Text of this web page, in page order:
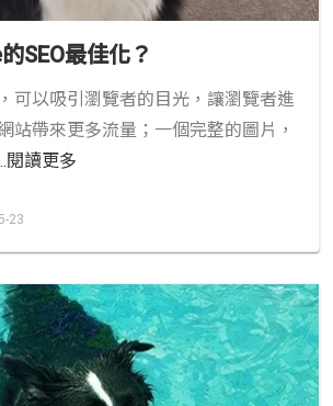
SEO最佳化？
可以吸引瀏覽者的目光，讓瀏覽者進
站帶來更多流量；一個完整的圖片，
閱讀更多
23